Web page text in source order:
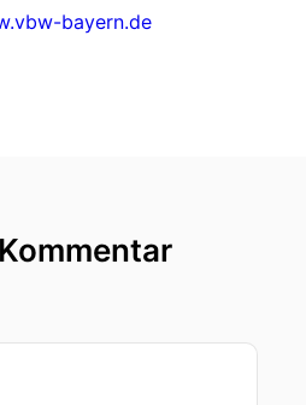
bayern.de